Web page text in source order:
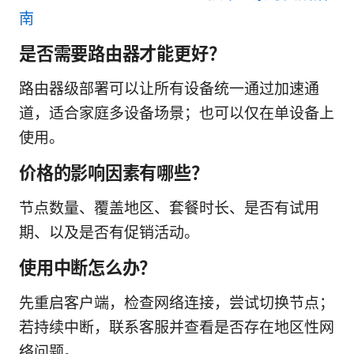
南
是否需要路由器才能更好？
路由器级部署可以让所有设备统一通过加速通
道，适合家庭多设备场景；也可以仅在单设备上
使用。
价格的影响因素有哪些？
节点数量、覆盖地区、套餐时长、是否有试用
期、以及是否有促销活动。
使用中断怎么办？
先重启客户端，检查网络连接，尝试切换节点；
若持续中断，联系客服并查看是否存在地区性网